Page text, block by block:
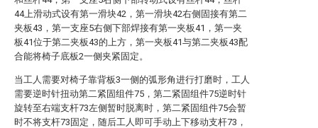
44上滑动式设有第一滑块42，第一滑块42右侧固接有第二
夹板43，第一支座5右侧下部焊接有第一夹板41，第一夹
板41位于第二夹板43的上方，第一夹板41与第二夹板43配
合能将椅子底板2一侧夹紧固定。
当工人需要对椅子靠背板3一侧的弧形角进行打磨时，工人
需要逆时针扭动第二紧固组件75，第二紧固组件75逆时针
旋转至右端支杆73左侧暂时脱离时，第二紧固组件75会暂
时不将支杆73固定，随后工人即可手动上下移动支杆73，